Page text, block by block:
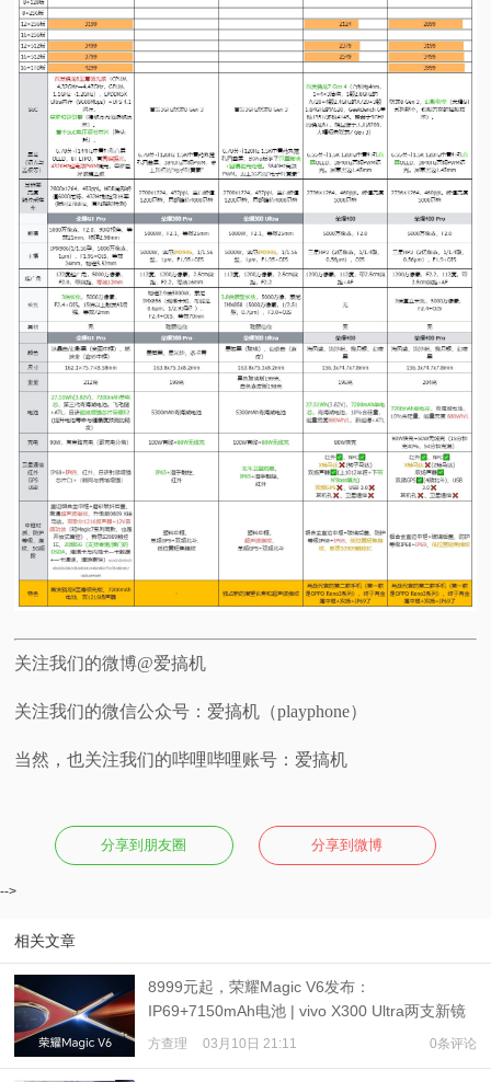
关注我们的微博@爱搞机
关注我们的微信公众号：爱搞机（playphone）
当然，也关注我们的哔哩哔哩账号：爱搞机
分享到朋友圈 分享到微博
-->
相关文章
8999元起，荣耀Magic V6发布：
IP69+7150mAh电池 | vivo X300 Ultra两支新镜
头：17.4倍的“大炮400”、减肥的“口红200”
方查理 03月10日 21:11 0条评论